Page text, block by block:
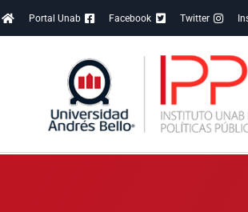
Portal Unab Facebook Twitter